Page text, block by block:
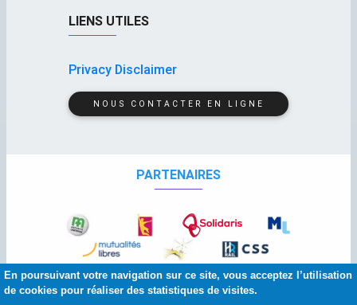
En poursuivant votre navigation sur ce site, vous acceptez l’utilisation
de cookies pour réaliser des statistiques de visites.
LIENS UTILES
Privacy Disclaimer
NOUS CONTACTER EN LIGNE
PARTENAIRES
© 2026 Copyright:AIM-IMA| Squelette et graphisme :